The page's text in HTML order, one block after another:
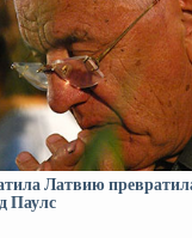
Латвию
Паулс